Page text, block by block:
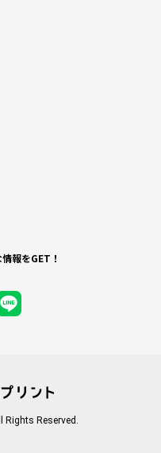
報をGET！
Rights Reserved.